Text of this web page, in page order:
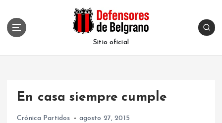
Sitio oficial
En casa siempre cumple
Crónica Partidos agosto 27, 2015